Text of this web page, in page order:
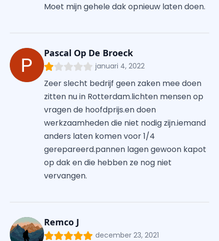
Moet mijn gehele dak opnieuw laten doen.
Pascal Op De Broeck
januari 4, 2022
Zeer slecht bedrijf geen zaken mee doen
zitten nu in Rotterdam.lichten mensen op
vragen de hoofdprijs.en doen
werkzaamheden die niet nodig zijn.iemand
anders laten komen voor 1/4
gerepareerd.pannen lagen gewoon kapot
op dak en die hebben ze nog niet
vervangen.
Remco J
december 23, 2021